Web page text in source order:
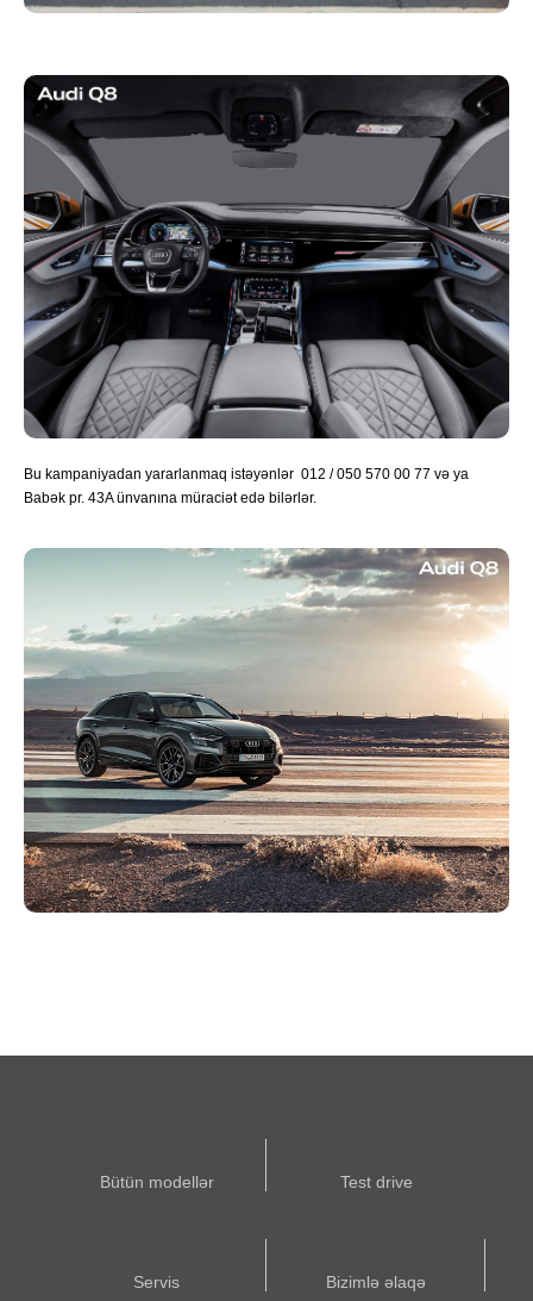
Bu kampaniyadan yararlanmaq istəyənlər 012 / 050 570 00 77 və ya
Babək pr. 43A ünvanına müraciət edə bilərlər.
Bütün modellər Test drive
Servis Bizimlə əlaqə